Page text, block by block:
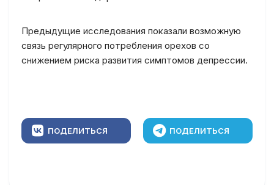
Предыдущие исследования показали возможную
связь регулярного потребления орехов со
снижением риска развития симптомов депрессии.
ПОДЕЛИТЬСЯ ПОДЕЛИТЬСЯ